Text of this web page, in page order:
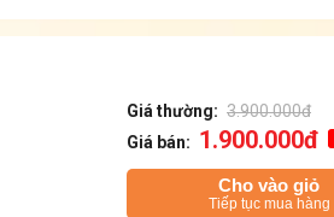
Giá thường: 3.900.000đ
Giá bán: 1.900.000đ
Cho vào giỏ
Tiếp tục mua hàng